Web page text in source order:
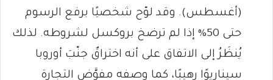
(أغسطس). وقد لوّح شخصيًا برفع الرسوم
حتى 50% إذا لم ترضخ بروكسل لشروطه. لذلك
يُنظَرُ إلى الاتفاق على أنه اختراقٌ جنّبَ أوروبا
سيناريوًا رهيبًا، كما وصفه مفوَّض التجارة